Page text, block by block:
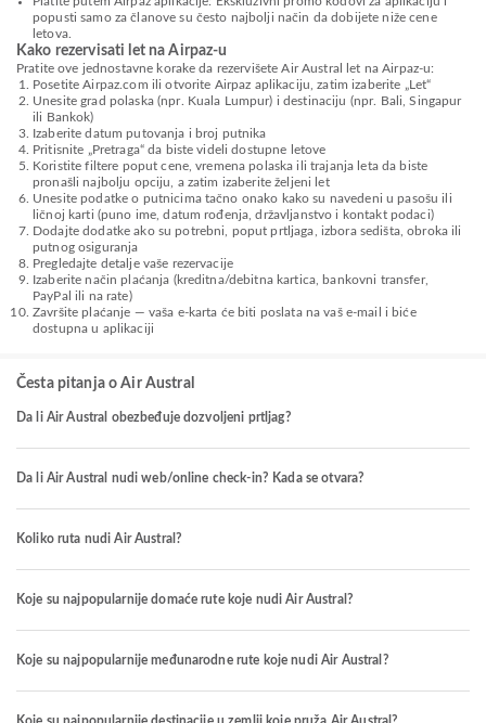
popusti samo za članove su često najbolji način da dobijete niže cene
letova.
Kako rezervisati let na Airpaz-u
Pratite ove jednostavne korake da rezervišete Air Austral let na Airpaz-u:
Posetite Airpaz.com ili otvorite Airpaz aplikaciju, zatim izaberite „Let“
Unesite grad polaska (npr. Kuala Lumpur) i destinaciju (npr. Bali, Singapur
ili Bankok)
Izaberite datum putovanja i broj putnika
Pritisnite „Pretraga“ da biste videli dostupne letove
Koristite filtere poput cene, vremena polaska ili trajanja leta da biste
pronašli najbolju opciju, a zatim izaberite željeni let
Unesite podatke o putnicima tačno onako kako su navedeni u pasošu ili
ličnoj karti (puno ime, datum rođenja, državljanstvo i kontakt podaci)
Dodajte dodatke ako su potrebni, poput prtljaga, izbora sedišta, obroka ili
putnog osiguranja
Pregledajte detalje vaše rezervacije
Izaberite način plaćanja (kreditna/debitna kartica, bankovni transfer,
PayPal ili na rate)
Završite plaćanje — vaša e-karta će biti poslata na vaš e-mail i biće
dostupna u aplikaciji
Česta pitanja o Air Austral
Da li Air Austral obezbeđuje dozvoljeni prtljag?
Da li Air Austral nudi web/online check-in? Kada se otvara?
Koliko ruta nudi Air Austral?
Koje su najpopularnije domaće rute koje nudi Air Austral?
Koje su najpopularnije međunarodne rute koje nudi Air Austral?